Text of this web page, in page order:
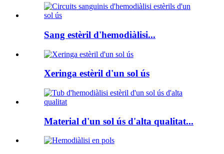
Sang estèril d'hemodiàlisi...
Xeringa estèril d'un sol ús
Material d'un sol ús d'alta qualitat...